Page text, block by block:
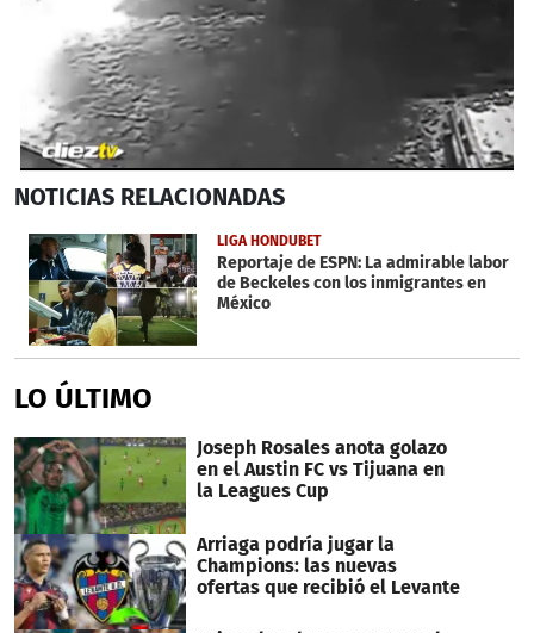
seconds
1
minute,
2
seconds
NOTICIAS RELACIONADAS
LIGA HONDUBET
Reportaje de ESPN: La admirable labor
de Beckeles con los inmigrantes en
México
LO ÚLTIMO
Joseph Rosales anota golazo
en el Austin FC vs Tijuana en
la Leagues Cup
Arriaga podría jugar la
Champions: las nuevas
ofertas que recibió el Levante